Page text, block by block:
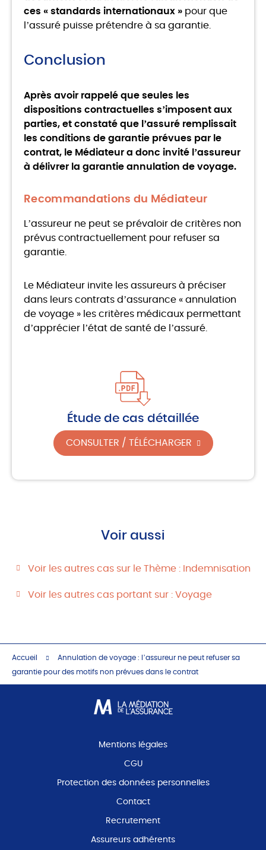
ces « standards internationaux » pour que
l’assuré puisse prétendre à sa garantie.
Conclusion
Après avoir rappelé que seules les
dispositions contractuelles s’imposent aux
parties, et constaté que l’assuré remplissait
les conditions de garantie prévues par le
contrat, le Médiateur a donc invité l’assureur
à délivrer la garantie annulation de voyage.
Recommandations du Médiateur
L’assureur ne peut se prévaloir de critères non
prévus contractuellement pour refuser sa
garantie.
Le Médiateur invite les assureurs à préciser
dans leurs contrats d’assurance « annulation
de voyage » les critères médicaux permettant
d’apprécier l’état de santé de l’assuré.
Étude de cas détaillée
CONSULTER / TÉLÉCHARGER
Voir aussi
Voir les autres cas sur le Thème : Indemnisation
Voir les autres cas portant sur : Voyage
Accueil
Annulation de voyage : l’assureur ne peut refuser sa
garantie pour des motifs non prévues dans le contrat
Mentions légales
CGU
Protection des données personnelles
Contact
Recrutement
Assureurs adhérents